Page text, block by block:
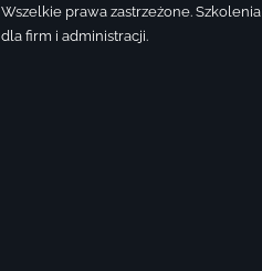
Wszelkie prawa zastrzeżone. Szkolenia
dla firm i administracji.